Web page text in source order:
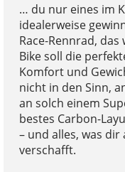
… du nur eines im
idealerweise
Race-Rennrad,
Bike soll die
Komfort und
nicht in den Sinn,
an solch einem
bestes Carbon-
– und alles, was
verschafft.